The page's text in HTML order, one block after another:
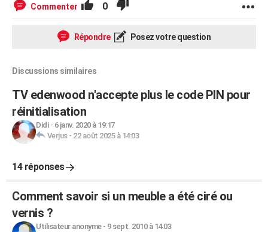
FORUMCommenter 0
Répondre Posez votre question
Discussions similaires
TV edenwood n'accepte plus le code PIN pour
réinitialisation
Didi- 6 janv. 2020 à 19:17
Verjus- 22 août 2025 à 14:03
14 réponses
Comment savoir si un meuble a été ciré ou
vernis ?
Utilisateur anonyme- 9 sept. 2010 à 14:03